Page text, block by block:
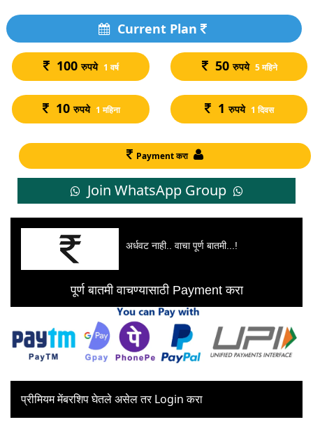
Current Plan
100 रुपये 1 वर्ष 50 रुपये 5 महिने
10 रुपये 1 महिना 1 रुपये 1 दिवस
Payment करा
Join WhatsApp Group
अर्धवट नाही.. वाचा पूर्ण बातमी...!
पूर्ण बातमी वाचण्यासाठी Payment करा
प्रीमियम मेंबरशिप घेतले असेल तर Login करा